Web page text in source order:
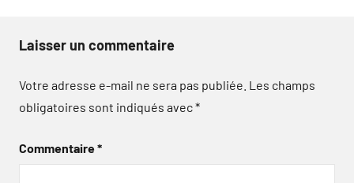
Laisser un commentaire
Votre adresse e-mail ne sera pas publiée. Les champs
obligatoires sont indiqués avec*
Commentaire*